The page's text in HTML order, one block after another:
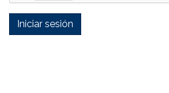
Iniciar sesión